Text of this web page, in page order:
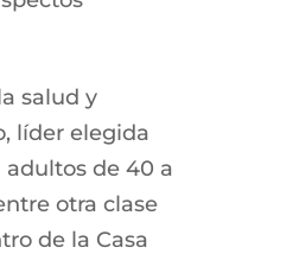
salud y
líder elegida
adultos de 40 a
otra clase
de la Casa